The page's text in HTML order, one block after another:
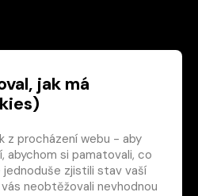
Máte u nás již
jak má
z procházení webu - aby
abychom si pamatovali, co
zjistili stav vaší
neobtěžovali nevhodnou